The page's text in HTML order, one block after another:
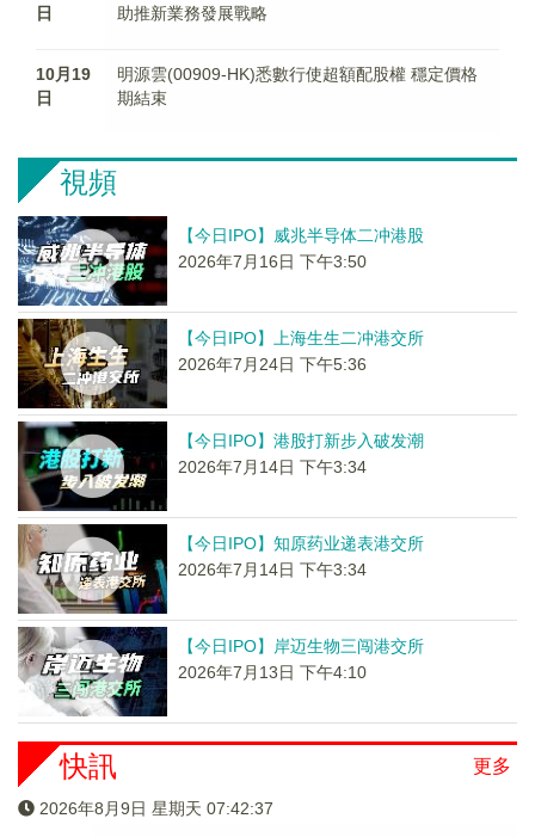
日
助推新業務發展戰略
10月19
日
明源雲(00909-HK)悉數行使超額配股權 穩定價格
期結束
視頻
【今日IPO】威兆半导体二冲港股
2026年7月16日 下午3:50
【今日IPO】上海生生二冲港交所
2026年7月24日 下午5:36
【今日IPO】港股打新步入破发潮
2026年7月14日 下午3:34
【今日IPO】知原药业递表港交所
2026年7月14日 下午3:34
【今日IPO】岸迈生物三闯港交所
2026年7月13日 下午4:10
更多
快訊
2026年8月9日 星期天 07:42:37